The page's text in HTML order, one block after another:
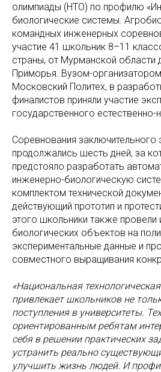
олимпиады (НТО) по профилю
биологические системы.
командных инженерных
участие 41 школьник 8–11
страны, от Мурманской области
Приморья. Вузом-
Московский Политех, в
финалистов приняли участие
государственного естественно-
Соревнования заключительного
продолжались шесть дней, за
предстояло разработать
инженерно-биологическую
комплектом технической
действующий прототип и
этого школьники также провели
биологических объектов на
экспериментальные данные и
совместного выращивания
«Национальная
привлекает школьников не
поступления в университеты.
ориентированным ребятам
себя в решении практических
устранить реально
улучшить жизнь людей. И